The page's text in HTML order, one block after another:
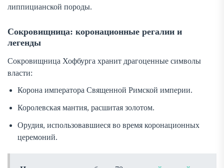
липпицианской породы.
Сокровищница: коронационные регалии и
легенды
Сокровищница Хофбурга хранит драгоценные символы
власти:
Корона императора Священной Римской империи.
Королевская мантия, расшитая золотом.
Орудия, использовавшиеся во время коронационных
церемоний.